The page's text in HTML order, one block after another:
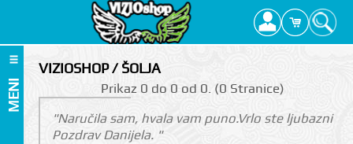
MENI
VIZIOSHOP / ŠOLJA
Prikаz 0 do 0 оd 0. (0 Strаnicе)
"Naručila sam, hvala vam puno.Vrlo ste ljubazni
Pozdrav Danijela. "